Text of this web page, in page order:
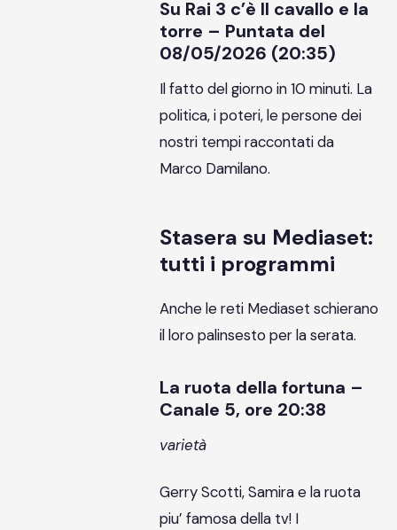
Su Rai 3 c’è Il cavallo e la
torre – Puntata del
08/05/2026 (20:35)
Il fatto del giorno in 10 minuti. La
politica, i poteri, le persone dei
nostri tempi raccontati da
Marco Damilano.
Stasera su Mediaset:
tutti i programmi
Anche le reti Mediaset schierano
il loro palinsesto per la serata.
La ruota della fortuna –
Canale 5, ore 20:38
varietà
Gerry Scotti, Samira e la ruota
piu’ famosa della tv! I